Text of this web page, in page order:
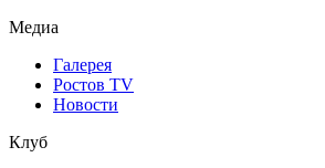
Медиа
Галерея
Ростов TV
Новости
Клуб